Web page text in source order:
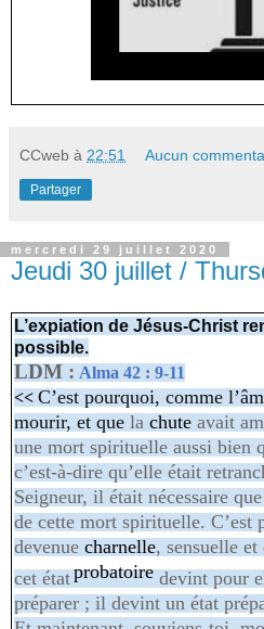
CCweb à 22:51 Aucun
Partager
mercredi 29 juillet 2020
Jeudi 30 juillet /
L’expiation de Jésus-Christ
possible.
LDM : Alma 42 : 9-11
<< C’est pourquoi, comme
mourir, et que la chuteavait
une mort spirituelle aussi bien
c’est-à-dire qu’elle était
Seigneur, il était nécessaire
de cette mort spirituelle. C’est
devenue charnelle, sensuelle
cet étatprobatoiredevintpour
préparer ; il devint un état